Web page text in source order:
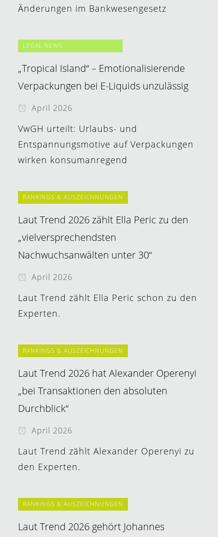
Änderungen im Bankwesengesetz
LEGAL NEWS
„Tropical Island“ – Emotionalisierende
Verpackungen bei E-Liquids unzulässig
April 2026
VwGH urteilt: Urlaubs- und
Entspannungsmotive auf Verpackungen
wirken konsumanregend
RANKINGS & AUSZEICHNUNGEN
Laut Trend 2026 zählt Ella Peric zu den
„vielversprechendsten
Nachwuchsanwälten unter 30“
April 2026
Laut Trend zählt Ella Peric schon zu den
Experten.
RANKINGS & AUSZEICHNUNGEN
Laut Trend 2026 hat Alexander Operenyi
„bei Transaktionen den absoluten
Durchblick“
April 2026
Laut Trend zählt Alexander Operenyi zu
den Experten.
RANKINGS & AUSZEICHNUNGEN
Laut Trend 2026 gehört Johannes